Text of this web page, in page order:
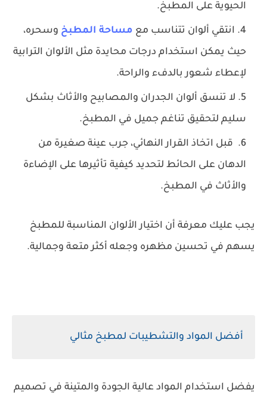
الحيوية على المطبخ.
انتقي ألوان تتناسب مع مساحة المطبخ وسحره،
حيث يمكن استخدام درجات محايدة مثل الألوان الترابية
لإعطاء شعور بالدفء والراحة.
لا تنسق ألوان الجدران والمصابيح والأثاث بشكل
سليم لتحقيق تناغم جميل في المطبخ.
قبل اتخاذ القرار النهائي، جرب عينة صغيرة من
الدهان على الحائط لتحديد كيفية تأثيرها على الإضاءة
والأثاث في المطبخ.
يجب عليك معرفة أن اختيار الألوان المناسبة للمطبخ
يسهم في تحسين مظهره وجعله أكثر متعة وجمالية.
أفضل المواد والتشطيبات لمطبخ مثالي
يفضل استخدام المواد عالية الجودة والمتينة في تصميم